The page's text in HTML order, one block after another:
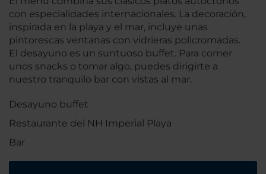
con especialidades internacionales. La decoración,
inspirada en la playa y el mar, incluye unas
pintorescas ventanas con vidrieras policromadas.
El desayuno es un suntuoso buffet. Para comer
unos snacks o tomar algo, puedes dirigirte a
nuestro tranquilo bar con vistas al mar.
Desayuno buffet
Restaurante del NH Imperial Playa
Bar